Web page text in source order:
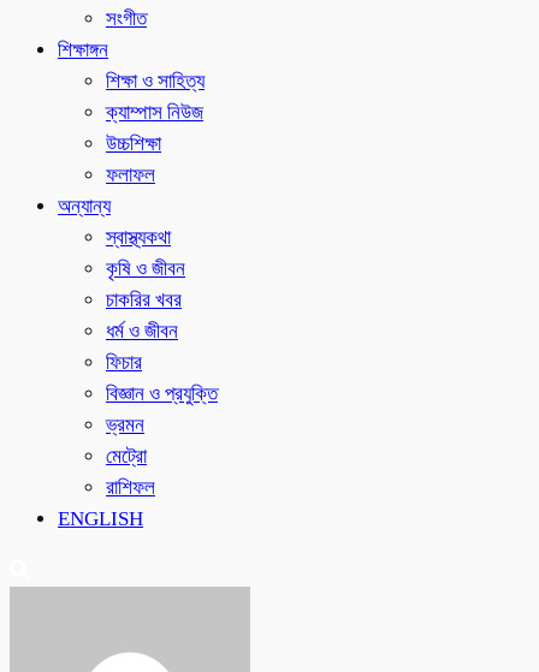
সংগীত
শিক্ষাঙ্গন
শিক্ষা ও সাহিত্য
ক্যাম্পাস নিউজ
উচ্চশিক্ষা
ফলাফল
অন্যান্য
স্বাস্থ্যকথা
কৃষি ও জীবন
চাকরির খবর
ধর্ম ও জীবন
ফিচার
বিজ্ঞান ও প্রযুক্তি
ভ্রমন
মেট্রো
রাশিফল
ENGLISH